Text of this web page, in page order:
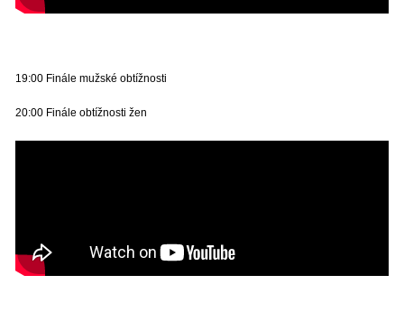
19:00 Finále mužské obtížnosti
20:00 Finále obtížnosti žen